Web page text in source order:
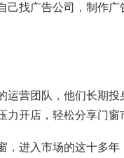
己找广告公司，制作广
运营团队，他们长期
力开店，轻松分享门窗
，进入市场的这十多